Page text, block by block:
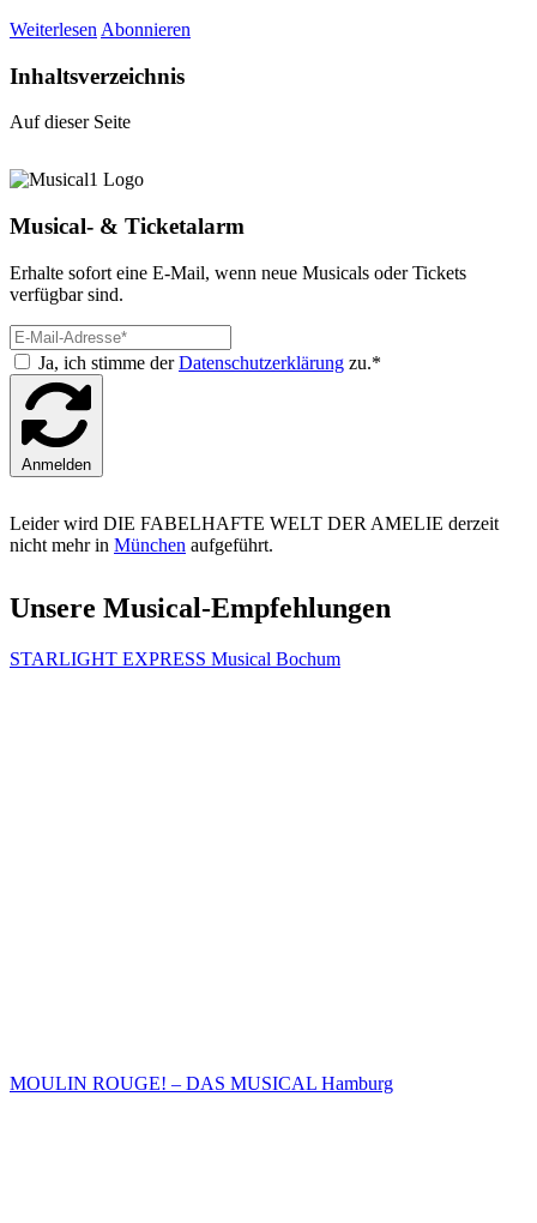
Weiterlesen Abonnieren
Inhaltsverzeichnis
Auf dieser Seite
Musical- & Ticketalarm
Erhalte sofort eine E-Mail, wenn neue Musicals oder Tickets
verfügbar sind.
Ja, ich stimme derDatenschutzerklärung zu.*
Anmelden
Leider wird DIE FABELHAFTE WELT DER AMELIE derzeit
nicht mehr in München aufgeführt.
Unsere Musical-Empfehlungen
STARLIGHT EXPRESS Musical Bochum
MOULIN ROUGE! – DAS MUSICAL Hamburg